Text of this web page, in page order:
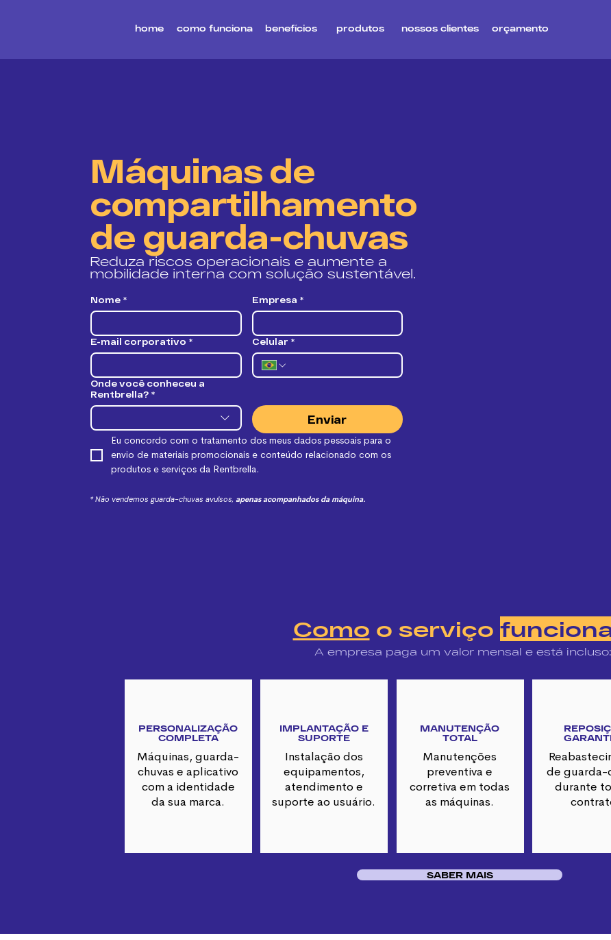
home benefícios produtos
como funciona nossos clientes orçamento
Máquinas de
compartilhamento
de guarda-chuvas
Reduza riscos operacionais e aumente a
mobilidade interna com solução sustentável.
Nome * Empresa *
E-mail corporativo * Celular *
Onde você conheceu a
Rentbrella? *
Enviar
Eu concordo com o tratamento dos meus dados pessoais para o
envio de materiais promocionais e conteúdo relacionado com os
produtos e serviços da Rentbrella.
* Não vendemos guarda-chuvas avulsos, apenas acompanhados da máquina.
Como o serviço
A empresa paga um valor mensal e está incluso:
PERSONALIZAÇÃO
COMPLETA
Máquinas, guarda-
chuvas e aplicativo
com a identidade
da sua marca.
IMPLANTAÇÃO E
SUPORTE
Instalação dos
equipamentos,
atendimento e
suporte ao usuário.
MANUTENÇÃO
TOTAL
Manutenções
preventiva e
corretiva em todas
as máquinas.
de guarda-
durante
SABER MAIS